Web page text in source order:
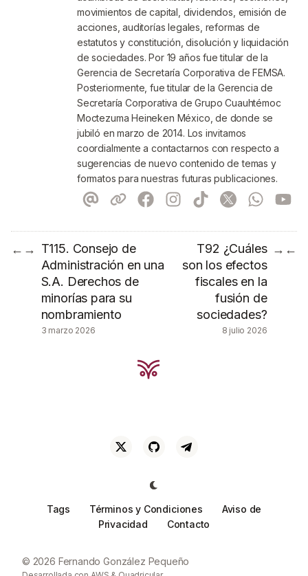
movimientos de capital, dividendos, emisión de
acciones, auditorías legales, reformas de
estatutos y constitución, disolución y liquidación
de sociedades. Por 19 años fue titular de la
Gerencia de Secretaría Corporativa de FEMSA.
Posteriormente, fue titular de la Gerencia de
Secretaría Corporativa de Grupo Cuauhtémoc
Moctezuma Heineken México, de donde se
jubiló en marzo de 2014. Los invitamos
coordialmente a contactarnos con respecto a
sugerencias de nuevo contenido de temas y
formatos para nuestras futuras publicaciones.
← → T115. Consejo de
Administración en una
S.A. Derechos de
minorías para su
nombramiento
3 marzo 2026
T92 ¿Cuáles
son los efectos
fiscales en la
fusión de
sociedades?
8 julio 2026
→ ←
Tags Términos y Condiciones
Aviso de
Privacidad
Contacto
© 2026 Fernando González Pequeño